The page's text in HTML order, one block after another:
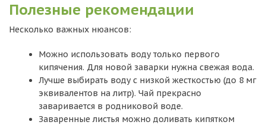
Полезные рекомендации
Несколько важных нюансов:
Можно использовать воду только первого
кипячения. Для новой заварки нужна свежая вода.
Лучше выбирать воду с низкой жесткостью (до 8 мг
эквивалентов на литр). Чай прекрасно
заваривается в родниковой воде.
Заваренные листья можно доливать кипятком